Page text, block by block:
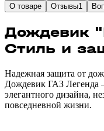
О товаре Отзывы1
Дождевик
Стиль и
Надежная защита от
Дождевик ГАЗ Легенда
элегантного дизайна,
повседневной жизни.